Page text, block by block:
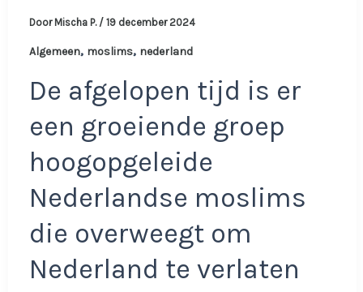
Door Mischa P. / 19 december 2024
Algemeen, moslims, nederland
De afgelopen tijd is er
een groeiende groep
hoogopgeleide
Nederlandse moslims
die overweegt om
Nederland te verlaten